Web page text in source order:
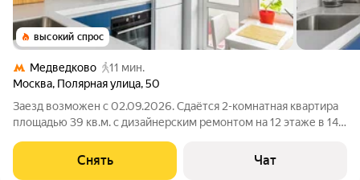
высокий спрос
Медведково
11 мин.
Москва, Полярная улица,50
Заезд возможен с 02.09.2026. Сдаётся 2-комнатная квартира
площадью 39 кв.м. с дизайнерским ремонтом на 12 этаже в 14-
Посудомоечная машина
Снять Чат